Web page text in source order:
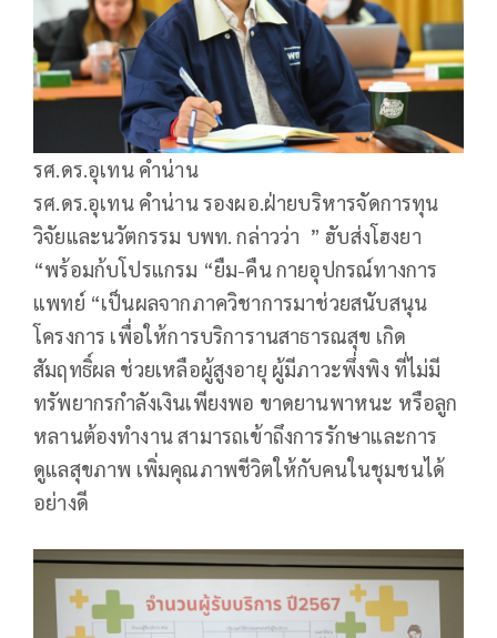
รศ.ดร.อุเทน คำน่าน
รศ.ดร.อุเทน คำน่าน รองผอ.ฝ่ายบริหารจัดการทุน
วิจัยและนวัตกรรม บพท. กล่าวว่า ” ฮับส่งโฮงยา
“พร้อมก้บโปรแกรม “ยืม-คืน กายอุปกรณ์ทางการ
แพทย์ “เป็นผลจากภาควิชาการมาช่วยสนับสนุน
โครงการ เพื่อให้การบริการานสาธารณสุข เกิด
สัมฤทธิ์ผล ช่วยเหลือผู้สูงอายุ ผู้มีภาวะพึ่งพิง ที่ไม่มี
ทรัพยากรกำลังเงินเพียงพอ ขาดยานพาหนะ หรือลูก
หลานต้องทำงาน สามารถเข้าถึงการรักษาและการ
ดูแลสุขภาพ เพิ่มคุณภาพชีวิตให้กับคนในชุมชนได้
อย่างดี